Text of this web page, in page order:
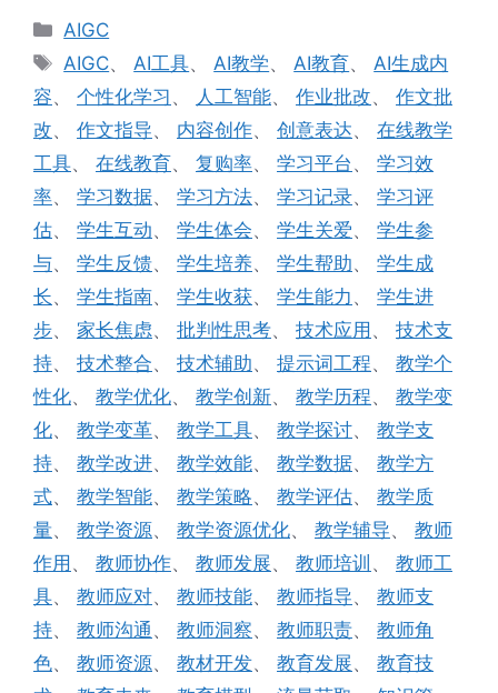
分
类
AIGC
标
AIGC、 AI工具、 AI教学、 AI教育、 AI生成内
容、 个性化学习 、 人工智能、 作业批改、 作文批
改、 作文指导、 内容创作、 创意表达、 在线教学
工具、 在线教育、 复购率、 学习平台 、 学习效
率、 学习数据、 学习方法、 学习记录、 学习评
估、 学生互动、 学生体会、 学生关爱、 学生参
与、 学生反馈、 学生培养、 学生帮助、 学生成
长、 学生指南、 学生收获、 学生能力 、 学生进
步、 家长焦虑、 批判性思考、 技术应用 、 技术支
持、 技术整合、 技术辅助、 提示词工程、 教学个
性化、 教学优化、 教学创新、 教学历程、 教学变
化、 教学变革、 教学工具、 教学探讨、 教学支
持、 教学改进、 教学效能、 教学数据、 教学方
式、 教学智能、 教学策略、 教学评估、 教学质
量、 教学资源、 教学资源优化、 教学辅导、 教师
作用 、 教师协作、 教师发展、 教师培训 、 教师工
具、 教师应对、 教师技能、 教师指导、 教师支
持、 教师沟通 、 教师洞察、 教师职责、 教师角
色、 教师资源、 教材开发、 教育发展、 教育技